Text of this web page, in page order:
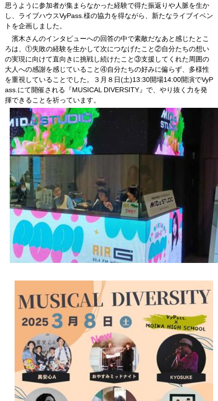
思うように参加者が集まらなかった経験で得た振返りや人脈を生か
し、ライブハウスVyPass.様の協力を得ながら、新たなライブイベン
トを企画しました。
濱木さんのインタビューへの回答の中で素敵だなあと感じたとこ
ろは、①失敗の経験を生かして次につなげたこと②自分たちの想い
の実現に向けて直向きに挑戦し続けたこと③支援してくれた周囲の
大人への感謝を感じていること④自分たちの好みに偏らず、多様性
を重視していることでした。３月８日(土)13:30開場14:00開演でVyP
ass.にて開催される『MUSICAL DIVERSITY』で、やり抜く力を発
揮できることを祈っています。